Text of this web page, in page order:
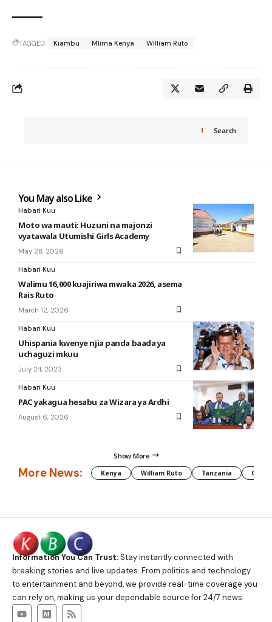
TAGGED: Kiambu Mlima Kenya William Ruto
Search
You May also Like
Habari Kuu
Moto wa mauti: Huzuni na majonzi
vyatawala Utumishi Girls Academy
May 28, 2026
Habari Kuu
Walimu 16,000 kuajiriwa mwaka 2026, asema
Rais Ruto
March 12, 2026
Habari Kuu
Uhispania kwenye njia panda baada ya
uchaguzi mkuu
July 24, 2023
Habari Kuu
PAC yakagua hesabu za Wizara ya Ardhi
August 6, 2026
Show More
More News: Kenya William Ruto Tanzania CAF
Information You Can Trust:Stay instantly connected with
breaking stories and live updates. From politics and technology
to entertainment and beyond, we provide real-time coverage you
can rely on, making us your dependable source for 24/7 news.